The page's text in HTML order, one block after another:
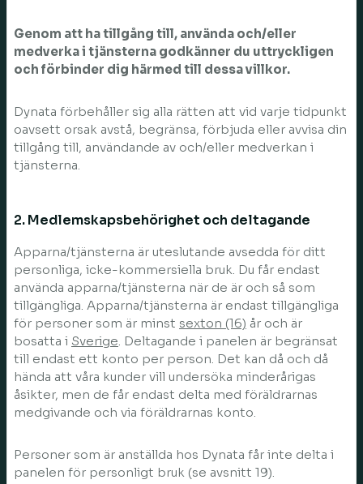
Genom att ha tillgång till, använda och/eller
medverka i tjänsterna godkänner du uttryckligen
och förbinder dig härmed till dessa villkor.
Dynata förbehåller sig alla rätten att vid varje tidpunkt
oavsett orsak avstå, begränsa, förbjuda eller avvisa din
tillgång till, användande av och/eller medverkan i
tjänsterna.
2. Medlemskapsbehörighet och deltagande
Apparna/tjänsterna är uteslutande avsedda för ditt
personliga, icke-kommersiella bruk. Du får endast
använda apparna/tjänsterna när de är och så som
tillgängliga. Apparna/tjänsterna är endast tillgängliga
för personer som är minst sexton (16) år och är
bosatta i Sverige. Deltagande i panelen är begränsat
till endast ett konto per person. Det kan då och då
hända att våra kunder vill undersöka minderårigas
åsikter, men de får endast delta med föräldrarnas
medgivande och via föräldrarnas konto.
Personer som är anställda hos Dynata får inte delta i
panelen för personligt bruk (se avsnitt 19).